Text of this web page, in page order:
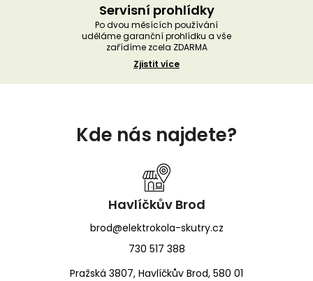
Servisní prohlídky
Po dvou měsících používání
uděláme garanční prohlídku a vše
zařídíme zcela ZDARMA
Zjistit více
Kde nás najdete?
Havlíčkův Brod
brod@elektrokola-skutry.cz
730 517 388
Pražská 3807, Havlíčkův Brod, 580 01